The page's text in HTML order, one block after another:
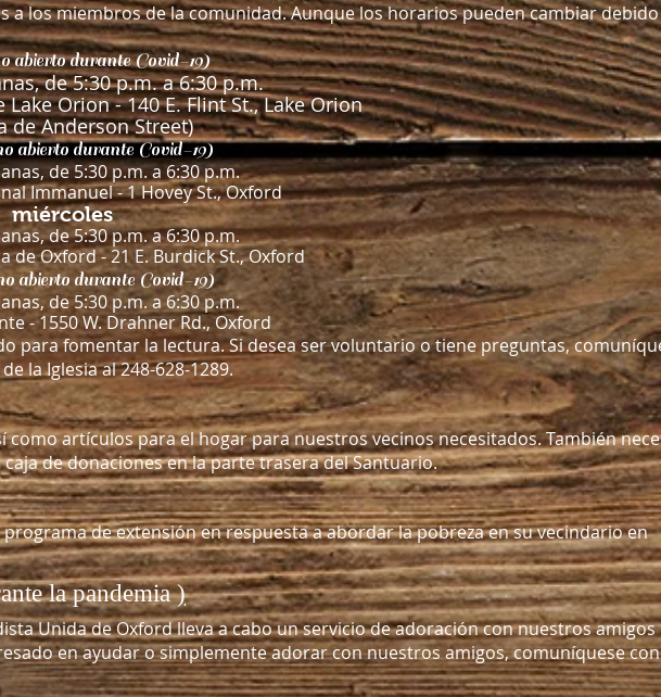
a los miembros de la comunidad. Aunque los horarios pueden cambiar
abierto durante Covid-19)
de 5:30 p.m. a 6:30 p.m.
Orion - 140 E. Flint St., Lake Orion
de Anderson Street)
abierto durante Covid-19)
de 5:30 p.m. a 6:30 p.m.
Immanuel - 1 Hovey St., Oxford
miércoles
de 5:30 p.m. a 6:30 p.m.
de Oxford - 21 E. Burdick St., Oxford
abierto durante Covid-19)
de 5:30 p.m. a 6:30 p.m.
- 1550 W. Drahner Rd., Oxford
para fomentar la lectura. Si desea ser voluntario o tiene preguntas,
la Iglesia al 248-628-1289.
artículos para el hogar para nuestros vecinos necesitados. También
de donaciones en la parte trasera del Santuario.
de extensión en respuesta a abordar la pobreza en su vecindario en
la pandemia)
Unida de Oxford lleva a cabo un servicio de adoración con nuestros amigos
en ayudar o simplemente adorar con nuestros amigos, comuníquese